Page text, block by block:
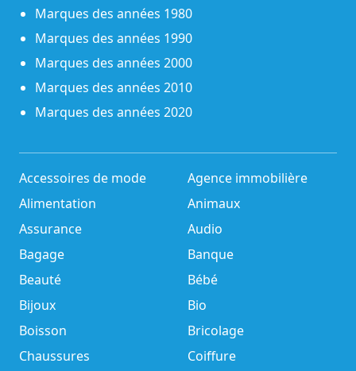
Marques des années 1980
Marques des années 1990
Marques des années 2000
Marques des années 2010
Marques des années 2020
Accessoires de mode
Agence immobilière
Alimentation
Animaux
Assurance
Audio
Bagage
Banque
Beauté
Bébé
Bijoux
Bio
Boisson
Bricolage
Chaussures
Coiffure